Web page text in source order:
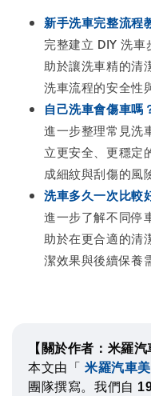
新手洗車完整流程
完整建立 DIY 洗
助於讓洗車精的清
洗車流程的安全性
自己洗車會傷車嗎
進一步整理常見洗
立更安全、更穩定
成細紋與刮傷的風
洗車多久一次比較
進一步了解不同停
助於在更合適的清
潔效果與後續保養
【關於作者：米羅
本文由「 米羅汽車
團隊撰寫。我們自